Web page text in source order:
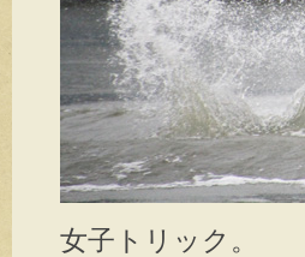
女子トリック。